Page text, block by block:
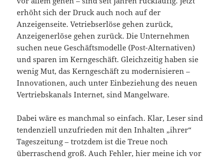
erhöht sich der Druck auch noch auf der
Anzeigenseite. Vetriebserlöse gehen zurück,
Anzeigenerlöse gehen zurück. Die Unternehmen
suchen neue Geschäftsmodelle (Post-Alternativen)
und sparen im Kerngeschäft. Gleichzeitig haben sie
wenig Mut, das Kerngeschäft zu modernisieren –
Innovationen, auch unter Einbeziehung des neuen
Vertriebskanals Internet, sind Mangelware.
Dabei wäre es manchmal so einfach. Klar, Leser sind
tendenziell unzufrieden mit den Inhalten „ihrer“
Tageszeitung – trotzdem ist die Treue noch
überraschend groß. Auch Fehler, hier meine ich vor